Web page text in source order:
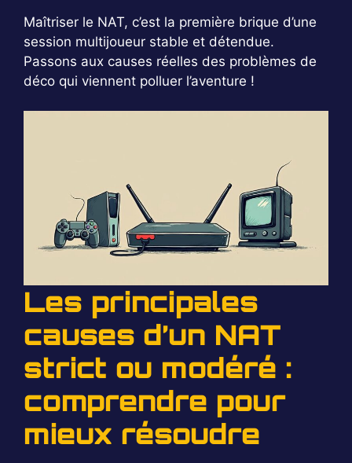
Maîtriser le NAT, c’est la première brique d’une
session multijoueur stable et détendue.
Passons aux causes réelles des problèmes de
déco qui viennent polluer l’aventure !
Les principales
causes d’un NAT
strict ou modéré :
comprendre pour
mieux résoudre